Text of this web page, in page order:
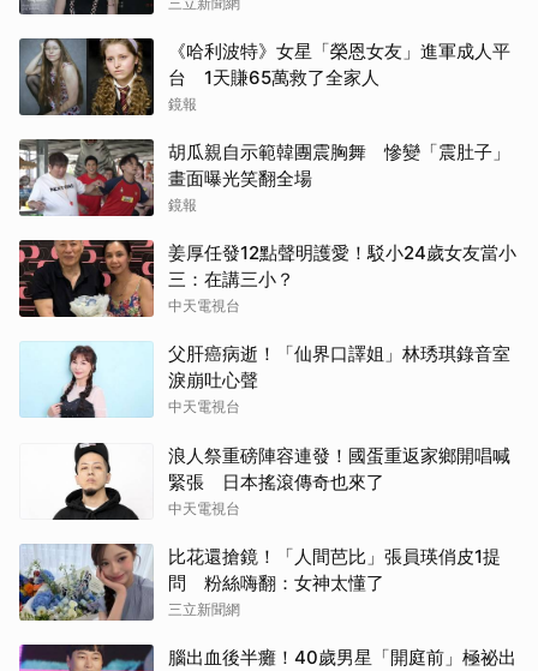
《哈利波特》女星「榮恩女友」進軍成人平
台 1天賺65萬救了全家人
鏡報
胡瓜親自示範韓團震胸舞 慘變「震肚子」
畫面曝光笑翻全場
鏡報
姜厚任發12點聲明護愛！駁小24歲女友當小
三：在講三小？
中天電視台
父肝癌病逝！「仙界口譯姐」林琇琪錄音室
淚崩吐心聲
中天電視台
浪人祭重磅陣容連發！國蛋重返家鄉開唱喊
緊張 日本搖滾傳奇也來了
中天電視台
比花還搶鏡！「人間芭比」張員瑛俏皮1提
問 粉絲嗨翻：女神太懂了
三立新聞網
腦出血後半癱！40歲男星「開庭前」極祕出